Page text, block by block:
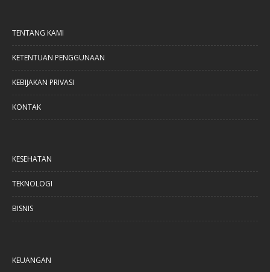
TENTANG KAMI
KETENTUAN PENGGUNAAN
KEBIJAKAN PRIVASI
KONTAK
KESEHATAN
TEKNOLOGI
BISNIS
KEUANGAN